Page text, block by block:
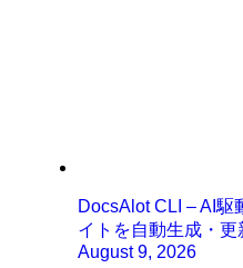
DocsAlot CLI – AI駆
イトを自動生成・
August 9, 2026